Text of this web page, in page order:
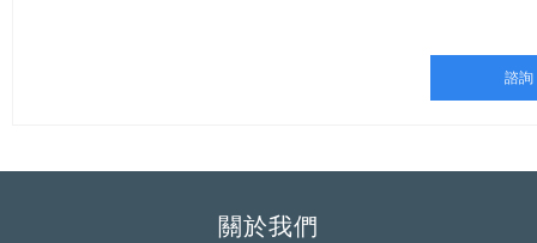
關於我們